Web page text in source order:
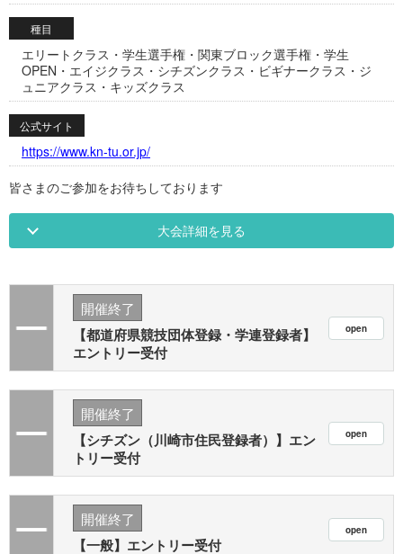
種目
エリートクラス・学生選手権・関東ブロック選手権・学生
OPEN・エイジクラス・シチズンクラス・ビギナークラス・ジ
ュニアクラス・キッズクラス
公式サイト
https://www.kn-tu.or.jp/
皆さまのご参加をお待ちしております
大会詳細を見る
開催終了
【都道府県競技団体登録・学連登録者】
エントリー受付
開催終了
【シチズン（川崎市住民登録者）】エン
トリー受付
開催終了
【一般】エントリー受付